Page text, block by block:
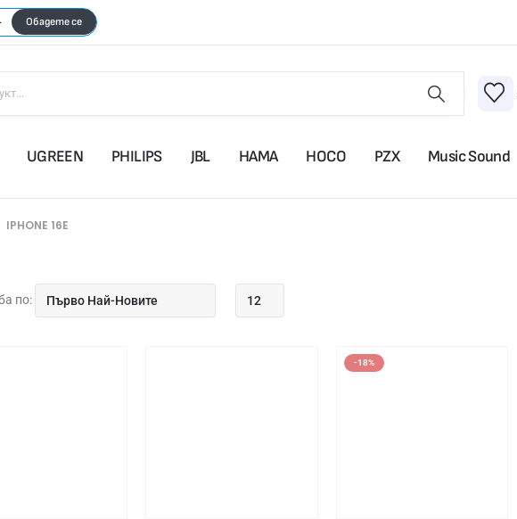
Обадете се
UGREEN PHILIPS JBL HAMA HOCO PZX Music Sound
IPHONE 16E
по:
-18%